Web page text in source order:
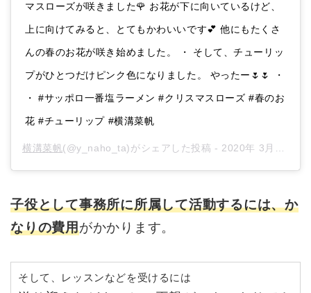
マスローズが咲きました🌹 お花が下に向いているけど、
上に向けてみると、とてもかわいいです💕 他にもたくさ
んの春のお花が咲き始めました。 ・ そして、チューリッ
プがひとつだけピンク色になりました。 やったー🌷🌷 ・
・ #サッポロ一番塩ラーメン #クリスマスローズ #春のお
花 #チューリップ #横溝菜帆
横溝菜帆 (@y_naho_ta)がシェアした投稿 - 2020年 3月月12日午前3時09分PDT
子役として事務所に所属して活動するには、か
なりの費用がかかります。
そして、レッスンなどを受けるには